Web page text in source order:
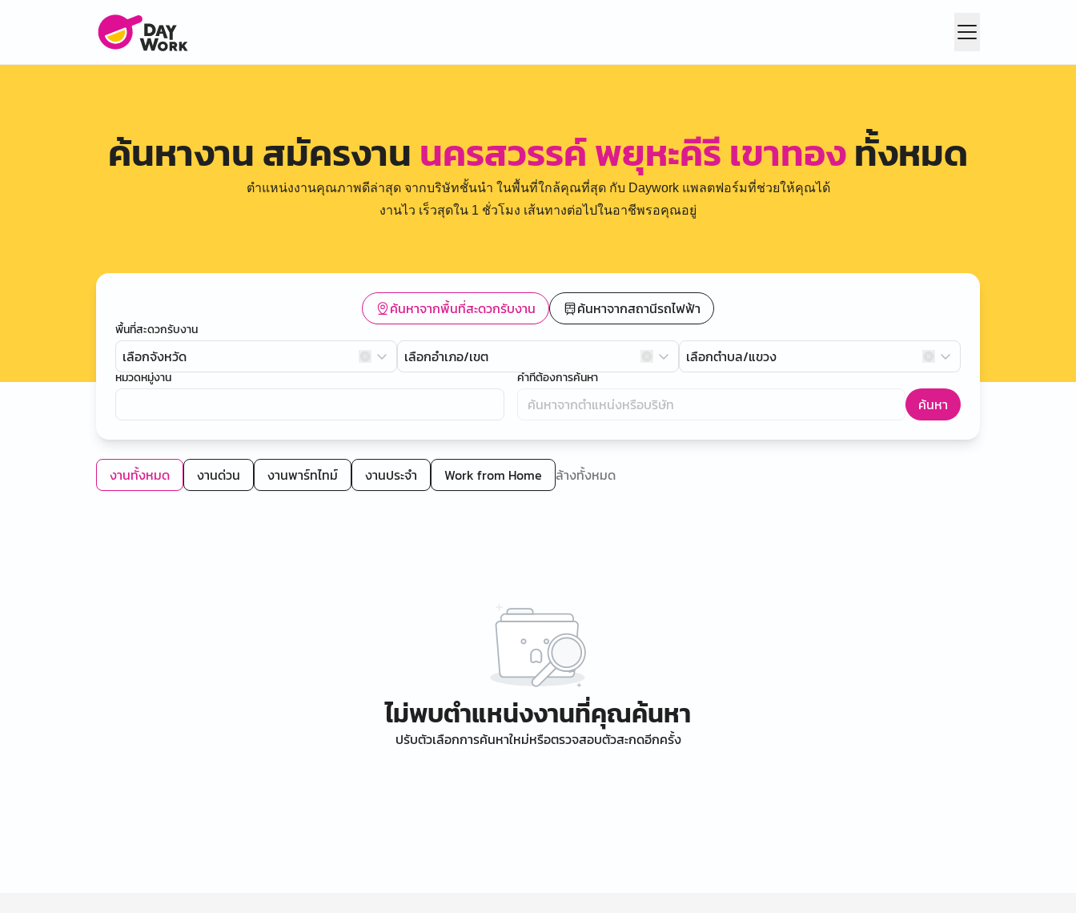
ค้นหางาน สมัครงาน นครสวรรค์ พยุหะคีรี เขาทองทั้งหมด
ตำแหน่งงานคุณภาพดีล่าสุด จากบริษัทชั้นนำ ในพื้นที่ใกล้คุณที่สุด กับ Daywork แพลตฟอร์มที่ช่วยให้คุณได้
งานไว เร็วสุดใน 1 ชั่วโมง เส้นทางต่อไปในอาชีพรอคุณอยู่
ค้นหาจากพื้นที่สะดวกรับงาน ค้นหาจากสถานีรถไฟฟ้า
พื้นที่สะดวกรับงาน
เลือกจังหวัด เลือกอำเภอ/เขต เลือกตำบล/แขวง
หมวดหมู่งาน คำที่ต้องการค้นหา
ค้นหา
งานทั้งหมด งานด่วน งานพาร์ทไทม์ งานประจำ Work from Home ล้างทั้งหมด
ไม่พบตำแหน่งงานที่คุณค้นหา
ปรับตัวเลือกการค้นหาใหม่หรือตรวจสอบตัวสะกดอีกครั้ง